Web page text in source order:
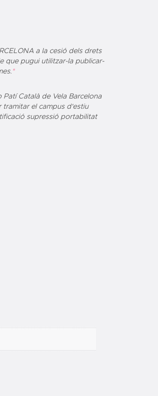
a la cesió dels drets
utilitzar-la publicar-
*
Català de Vela Barcelona
el campus d'estiu